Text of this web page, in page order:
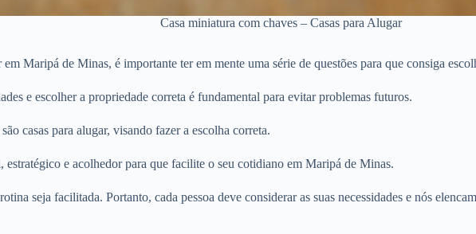
Casa miniatura com chaves – Casas para Alugar
Maripá de Minas, é importante ter em mente uma série de questões para que consiga
e escolher a propriedade correta é fundamental para evitar problemas futuros.
casas para alugar, visando fazer a escolha correta.
e acolhedor para que facilite o seu cotidiano em Maripá de Minas.
seja facilitada. Portanto, cada pessoa deve considerar as suas necessidades e nós